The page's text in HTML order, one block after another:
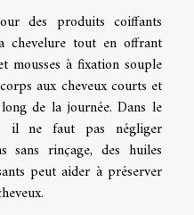
des produits coiffants
chevelure tout en offrant
mousses à fixation souple
aux cheveux courts et
de la journée. Dans le
il ne faut pas négliger
sans rinçage, des huiles
peut aider à préserver